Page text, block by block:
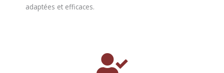
adaptées et efficaces.